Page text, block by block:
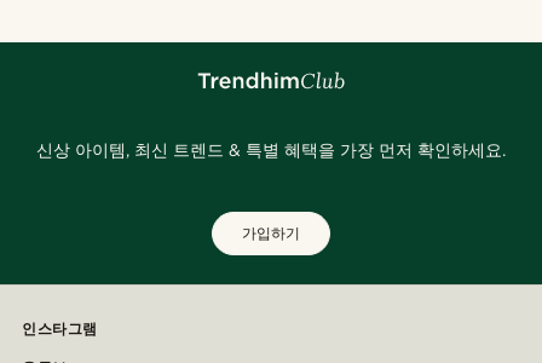
신상 아이템, 최신 트렌드 & 특별 혜택을 가장 먼저 확인하세요.
가입하기
인스타그램